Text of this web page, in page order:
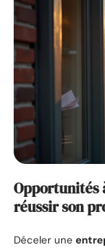
Opportunités
réussir son
Déceler une